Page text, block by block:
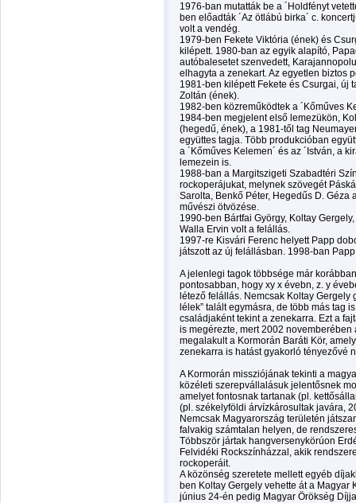
1976-ban mutatták be a ´Holdfényt
ben előadták ´Az ötlábú birka´ c.
volt a vendég.
1979-ben Fekete Viktória (ének) és
kilépett. 1980-ban az egyik alapító,
autóbalesetet szenvedett,
elhagyta a zenekart. Az egyetlen biztos
1981-ben kilépett Fekete és Csurgai, új
Zoltán (ének).
1982-ben közreműködtek a ´Kőműves
1984-ben megjelent első lemezükön,
(hegedű, ének), a 1981-től tag
együttes tagja. Több produkcióban
a ´Kőműves Kelemen´ és az ´István, a
lemezein is.
1988-ban a Margitszigeti Szabadtéri
rockoperájukat, melynek szövegét
Sarolta, Benkő Péter, Hegedűs D.
művészi ötvözése.
1990-ben Bártfai György, Koltay
Walla Ervin volt a felállás.
1997-re Kisvári Ferenc helyett Papp
játszott az új felállásban. 1998-ban
A jelenlegi tagok többsége már
pontosabban, hogy xy x évebn, z. y
létező felállás. Nemcsak Koltay
lélek” talált egymásra, de több más tag
családjaként tekint a zenekarra. Ezt a
is megérezte, mert 2002
megalakult a Kormorán Baráti Kör,
zenekarra is hatást gyakorló tényezővé
A Kormorán missziójának tekinti a
közéleti szerepvállalásuk jelentősnek
amelyet fontosnak tartanak (pl.
(pl. székelyföldi árvízkárosultak javára,
Nemcsak Magyarország területén
falvakig számtalan helyen, de
Többször jártak hangversenykörúon
Felvidéki Rockszínházzal, akik
rockoperáit.
A közönség szeretete mellett egyéb
ben Koltay Gergely vehette át a Magyar
június 24-én pedig Magyar Örökség